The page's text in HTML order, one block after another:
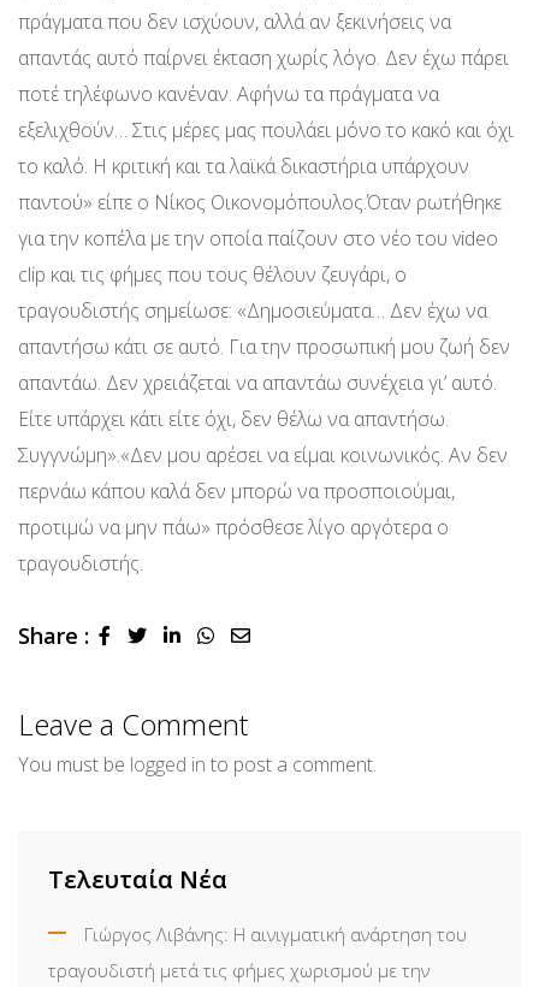
πράγματα που δεν ισχύουν, αλλά αν ξεκινήσεις να
απαντάς αυτό παίρνει έκταση χωρίς λόγο. Δεν έχω πάρει
ποτέ τηλέφωνο κανέναν. Αφήνω τα πράγματα να
εξελιχθούν… Στις μέρες μας πουλάει μόνο το κακό και όχι
το καλό. Η κριτική και τα λαϊκά δικαστήρια υπάρχουν
παντού» είπε ο Νίκος Οικονομόπουλος.Όταν ρωτήθηκε
για την κοπέλα με την οποία παίζουν στο νέο του video
clip και τις φήμες που τους θέλουν ζευγάρι, ο
τραγουδιστής σημείωσε: «Δημοσιεύματα… Δεν έχω να
απαντήσω κάτι σε αυτό. Για την προσωπική μου ζωή δεν
απαντάω. Δεν χρειάζεται να απαντάω συνέχεια γι’ αυτό.
Είτε υπάρχει κάτι είτε όχι, δεν θέλω να απαντήσω.
Συγγνώμη».«Δεν μου αρέσει να είμαι κοινωνικός. Αν δεν
περνάω κάπου καλά δεν μπορώ να προσποιούμαι,
προτιμώ να μην πάω» πρόσθεσε λίγο αργότερα ο
τραγουδιστής.
Share : LinkedInWhatsapp
Share
Leave a Comment
You must be logged in to post a comment.
Τελευταία Νέα
Γιώργος Λιβάνης: Η αινιγματική ανάρτηση του
τραγουδιστή μετά τις φήμες χωρισμού με την